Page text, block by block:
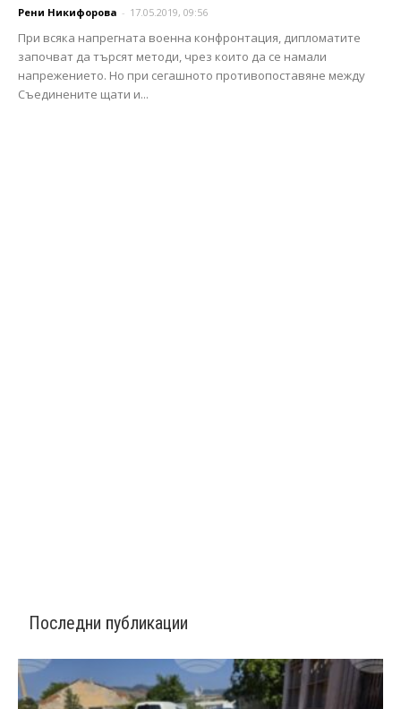
Рени Никифорова - 17.05.2019, 09:56
При всяка напрегната военна конфронтация, дипломатите
започват да търсят методи, чрез които да се намали
напрежението. Но при сегашното противопоставяне между
Съединените щати и...
Последни публикации